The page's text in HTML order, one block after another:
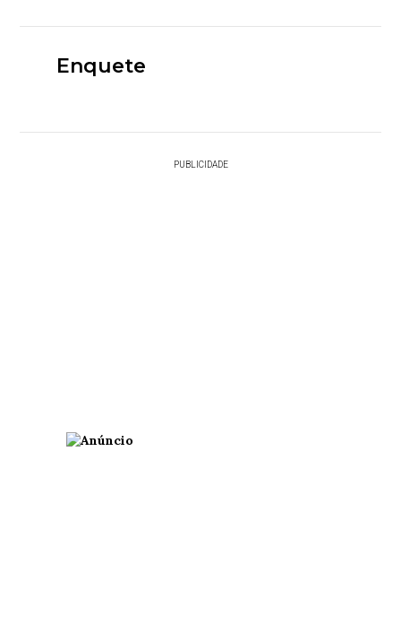
Enquete
PUBLICIDADE